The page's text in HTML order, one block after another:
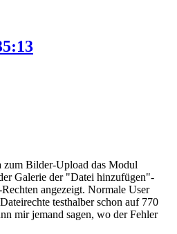
Bilder-Upload das Modul
Galerie der "Datei hinzufügen"-
angezeigt. Normale User
testhalber schon auf 770
mir jemand sagen, wo der Fehler